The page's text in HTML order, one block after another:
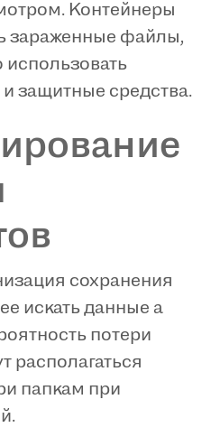
Контейнеры
зараженные файлы,
использовать
защитные средства.
сохранения
искать данные а
потери
располагаться
папкам при